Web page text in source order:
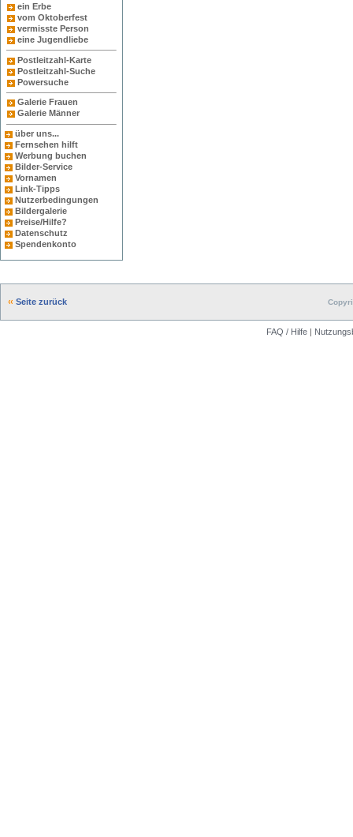
ein Erbe
vom Oktoberfest
vermisste Person
eine Jugendliebe
Postleitzahl-Karte
Postleitzahl-Suche
Powersuche
Galerie Frauen
Galerie Männer
über uns...
Fernsehen hilft
Werbung buchen
Bilder-Service
Vornamen
Link-Tipps
Nutzerbedingungen
Bildergalerie
Preise/Hilfe?
Datenschutz
Spendenkonto
Seite zurück
FAQ / Hilfe|